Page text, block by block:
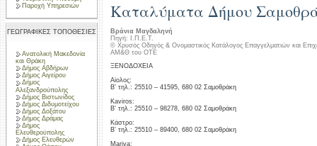
Παροχή Υπηρεσιών
ΓΕΩΓΡΑΦΙΚΕΣ ΤΟΠΟΘΕΣΙΕΣ
Ανατολική Μακεδονία
και Θράκη
Δήμος Αβδήρων
Δήμος Αιγείρου
Δήμος
Αλεξανδρούπολης
Δήμος Βιστωνίδος
Δήμος Διδυμοτείχου
Δήμος Δοξάτου
Δήμος Δράμας
Δήμος
Ελευθερούπολης
Δήμος Ελευθερών
Καταλύματα Δήμου
Βράνια Μαγδαληνή
Πηγή: Ι.Π.Ε.Τ.
© Χρυσός Οδηγός & Ονομαστικός Κατάλογος Επαγγελματιών και
ΑΜ&Θ του ΟΤΕ
ΞΕΝΟΔΟΧΕΙΑ
Αίολος:
Β' τηλ.: 25510 – 41595, 680 02 Σαμοθράκη
Kaviros:
Β' τηλ.: 25510 – 98278, 680 02 Σαμοθράκη
Κάστρο:
Β' τηλ.: 25510 – 89400, 680 02 Σαμοθράκη
Mariva: